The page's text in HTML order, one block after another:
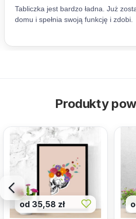
Produkty
od 35,58 zł